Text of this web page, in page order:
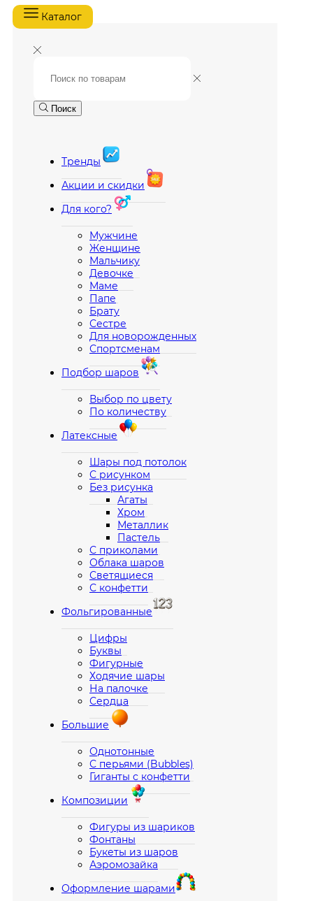
Каталог
Поиск
Тренды
Акции и скидки
Для кого?
Мужчине
Женщине
Мальчику
Девочке
Маме
Папе
Брату
Сестре
Для новорожденных
Спортсменам
Подбор шаров
Выбор по цвету
По количеству
Латексные
Шары под потолок
С рисунком
Без рисунка
Агаты
Хром
Металлик
Пастель
С приколами
Облака шаров
Светящиеся
С конфетти
Фольгированные
Цифры
Буквы
Фигурные
Ходячие шары
На палочке
Сердца
Большие
Однотонные
С перьями (Bubbles)
Гиганты с конфетти
Композиции
Фигуры из шариков
Фонтаны
Букеты из шаров
Аэромозайка
Оформление шарами